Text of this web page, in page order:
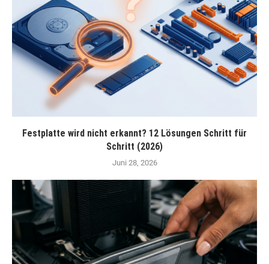
Festplatte wird nicht erkannt? 12 Lösungen Schritt für
Schritt (2026)
Juni 28, 2026